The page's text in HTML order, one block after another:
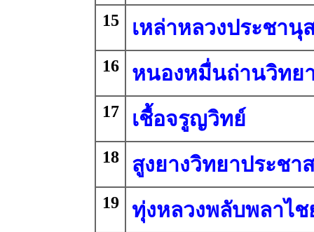
15 เหล่าหลวงประชานุ
16 หนองหมื่นถ่านวิทย
17 เชื้อจรูญวิทย์
18 สูงยางวิทยาประชา
19 ทุ่งหลวงพลับพลาไช